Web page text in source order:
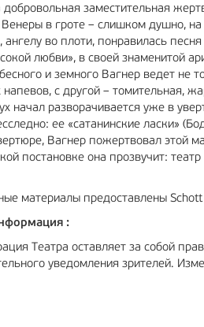
добровольная заместительная
Венеры в гроте – слишком душно,
ангелу во плоти, понравилась
любви», в своей знаменитой
и земного Вагнер ведет не
напевов, с другой – томительная,
начал разворачивается уже в
ее «сатанинские ласки»
Вагнер пожертвовал этой
постановке она прозвучит:
материалы предоставлены
:
Театра оставляет за собой
уведомления зрителей.